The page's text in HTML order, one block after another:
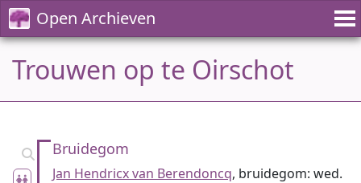
Open Archieven
Trouwen op te Oirschot
Bruidegom
Jan Hendricx van Berendoncq, bruidegom: wed.